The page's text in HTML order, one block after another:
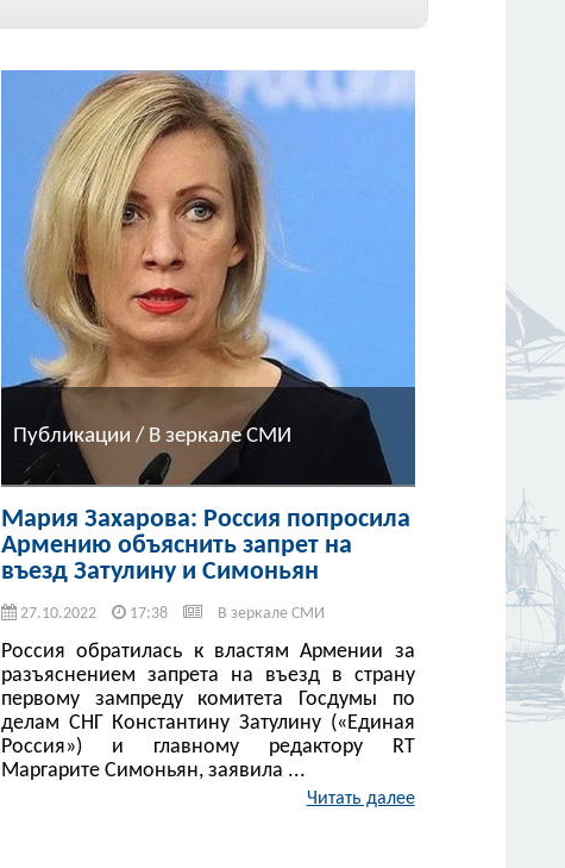
Публикации / В зеркале СМИ
Мария Захарова: Россия попросила
Армению объяснить запрет на
въезд Затулину и Симоньян
27.10.2022 17:38 В зеркале СМИ
Россия обратилась к властям Армении за
разъяснением запрета на въезд в страну
первому зампреду комитета Госдумы по
делам СНГ Константину Затулину («Единая
Россия») и главному редактору RT
Маргарите Симоньян, заявила ...
Читать далее